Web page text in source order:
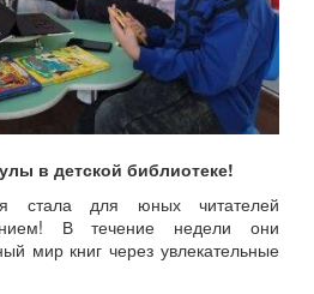
в детской библиотеке!
стала для юных читателей
В течение недели они
мир книг через увлекательные